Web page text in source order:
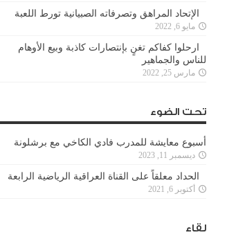
الإتحاد المراهق وتصرفاته الصبيانية تورط اللعبة
مايو 6, 2022
ارحلوا كفاكم تغنٍ بإنتصارات كاذبة وبيع الأوهام
للناس والجماهير
مارس 25, 2022
تحت الضوء
أسبوع معايشة للمدرب فادي الكاخي مع برشلونة
ديسمبر 11, 2023
الحداد معلقاً على القناة العراقية الرياضية الرابعة
أكتوبر 6, 2021
لقاء